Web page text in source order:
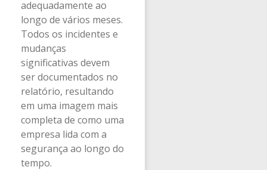
adequadamente ao
longo de vários meses.
Todos os incidentes e
mudanças
significativas devem
ser documentados no
relatório, resultando
em uma imagem mais
completa de como uma
empresa lida com a
segurança ao longo do
tempo.